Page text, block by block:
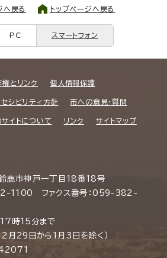
へ戻る トップページへ戻る
PC スマートフォン
権とリンク 個人情報保護
セシビリティ方針 市への意見・質問
サイトについて リンク サイトマップ
市神戸一丁目18番18号
1100 ファクス番号：059-382-
時15分まで
12月29日から1月3日を除く）